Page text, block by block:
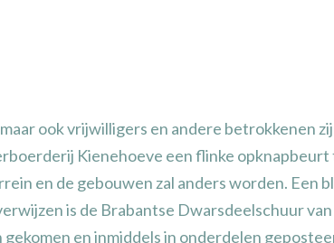
ook vrijwilligers en andere betrokkenen
Kienehoeve een flinke opknapbeurt
en de gebouwen zal anders worden. Een
is de Brabantse Dwarsdeelschuur
gekomen en inmiddels in onderdelen